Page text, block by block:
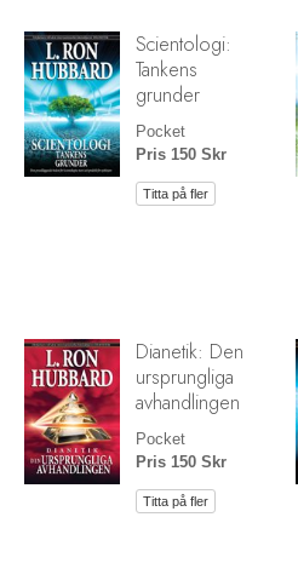
Scientologi:
Tankens
grunder
Pocket
Pris 150 Skr
Titta på fler
Dianetik: Den
ursprungliga
avhandlingen
Pocket
Pris 150 Skr
Titta på fler